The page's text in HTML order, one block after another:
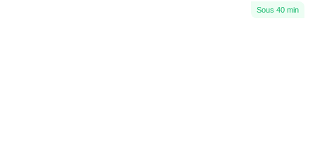
Sous 40 min